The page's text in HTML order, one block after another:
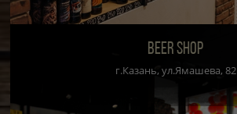
BEER SHOP
г.Казань, ул.Ямашева, 82